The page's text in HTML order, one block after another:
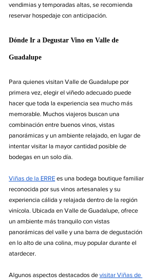
vendimias y temporadas altas, se recomienda
reservar hospedaje con anticipación.
Dónde Ir a Degustar Vino en Valle de
Guadalupe
Para quienes visitan Valle de Guadalupe por
primera vez, elegir el viñedo adecuado puede
hacer que toda la experiencia sea mucho más
memorable. Muchos viajeros buscan una
combinación entre buenos vinos, vistas
panorámicas y un ambiente relajado, en lugar de
intentar visitar la mayor cantidad posible de
bodegas en un solo día.
Viñas de la ERRE es una bodega boutique familiar
reconocida por sus vinos artesanales y su
experiencia cálida y relajada dentro de la región
vinícola. Ubicada en Valle de Guadalupe, ofrece
un ambiente más tranquilo con vistas
panorámicas del valle y una barra de degustación
en lo alto de una colina, muy popular durante el
atardecer.
Algunos aspectos destacados de visitar Viñas de